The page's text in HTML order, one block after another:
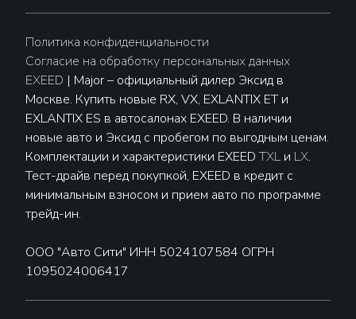
Политика конфиденциальности
Согласие на обработку персональных данных
EXEED | Major – официальный дилер Эксид в
Москве. Купить новые RX, VX, EXLANTIX ET и
EXLANTIX ES в автосалонах EXEED. В наличии
новые авто и Эксид с пробегом по выгодным ценам.
Комплектации и характеристики EXEEDTXL и LX.
Тест-драйв перед покупкой, EXEED в кредит с
минимальным взносом и прием авто по программе
трейд-ин.
ООО "Авто Сити" ИНН 5024107584 ОГРН
1095024006417